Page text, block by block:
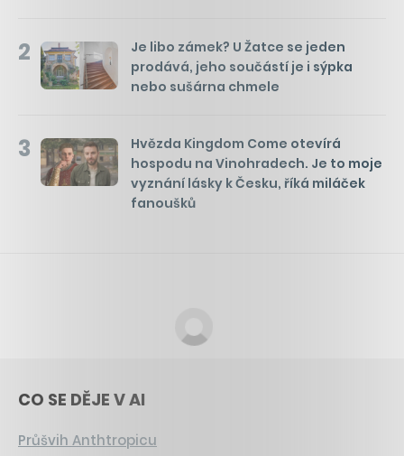
2
Je libo zámek? U Žatce se jeden
prodává, jeho součástí je i sýpka
nebo sušárna chmele
3
Hvězda Kingdom Come otevírá
hospodu na Vinohradech. Je to moje
vyznání lásky k Česku, říká miláček
fanoušků
CO SE DĚJE V AI
Průšvih Anthtropicu